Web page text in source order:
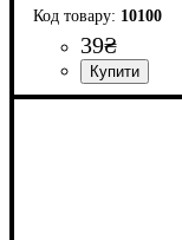
10100
39₴
Призначення
Колір:: Білий
Тип
Кількість
Напруга, V: 12V
Кількість в